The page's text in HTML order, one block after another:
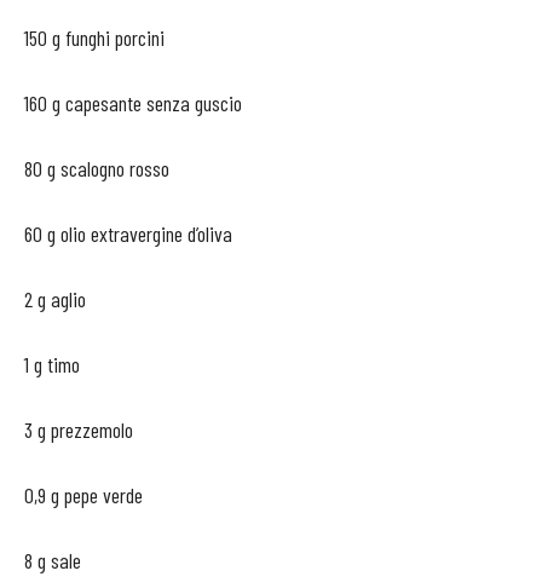
150 g funghi porcini
160 g capesante senza guscio
80 g scalogno rosso
60 g olio extravergine d’oliva
2 g aglio
1 g timo
3 g prezzemolo
0,9 g pepe verde
8 g sale